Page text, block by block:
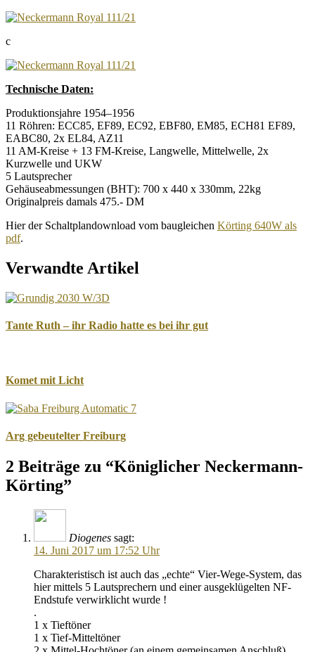
c
Technische Daten:
Produktionsjahre 1954–1956
11 Röhren: ECC85, EF89, EC92, EBF80, EM85, ECH81 EF89,
EABC80, 2x EL84, AZ11
11 AM-Kreise + 13 FM-Kreise, Langwelle, Mittelwelle, 2x
Kurzwelle und UKW
5 Lautsprecher
Gehäuseabmessungen (BHT): 700 x 440 x 330mm, 22kg
Originalpreis damals 475.- DM
Hier der Schaltplandownload vom baugleichen Körting 640W als
pdf.
Verwandte Artikel
Tante Ruth – ihr Radio hatte es bei ihr gut
Komet mit Licht
Arg gebeutelter Freiburg
2 Beiträge zu “Königlicher Neckermann-
Körting”
Diogenes sagt:
14. Juni 2017 um 17:52 Uhr
Charakteristisch ist auch das „echte“ Vier-Wege-System, das
hier mittels 5 Lautsprechern und einer ausgeklügelten NF-
Endstufe verwirklicht wurde !
.
1 x Tieftöner
1 x Tief-Mitteltöner